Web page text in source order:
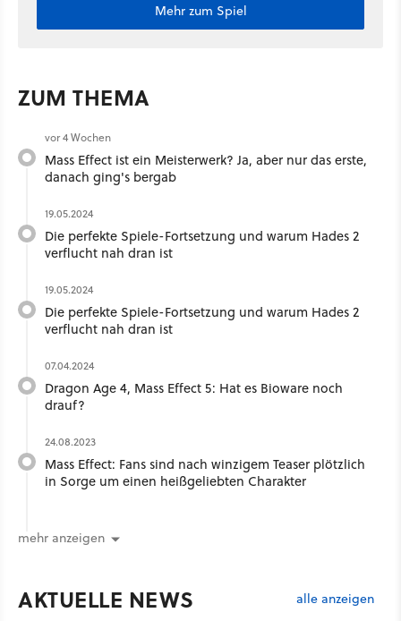
Mehr zum Spiel
ZUM THEMA
vor 4 Wochen
Mass Effect ist ein Meisterwerk? Ja, aber nur das erste,
danach ging's bergab
19.05.2024
Die perfekte Spiele-Fortsetzung und warum Hades 2
verflucht nah dran ist
19.05.2024
Die perfekte Spiele-Fortsetzung und warum Hades 2
verflucht nah dran ist
07.04.2024
Dragon Age 4, Mass Effect 5: Hat es Bioware noch
drauf?
24.08.2023
Mass Effect: Fans sind nach winzigem Teaser plötzlich
in Sorge um einen heißgeliebten Charakter
mehr anzeigen
AKTUELLE NEWS alle anzeigen